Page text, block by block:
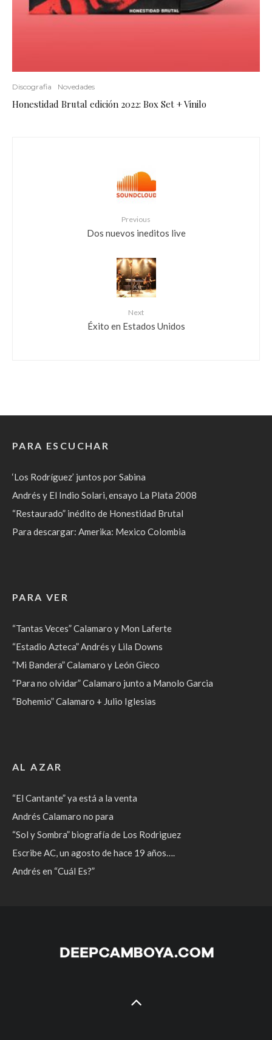
Discografia Novedades
Honestidad Brutal edición 2022: Box Set + Vinilo
Previous
Dos nuevos ineditos live
Next
Éxito en Estados Unidos
PARA ESCUCHAR
‘Los Rodríguez’ juntos por Sabina
Andrés y El Indio Solari, ensayo La Plata 2008
“Restaurado” inédito de Honestidad Brutal
Para descargar: Amerika: Mexico Colombia
PARA VER
“Tantas Veces” Calamaro y Mon Laferte
“Estadio Azteca” Andrés y Lila Downs
“Mi Bandera” Calamaro y León Gieco
“Para no olvidar” Calamaro junto a Manolo Garcia
“Bohemio” Calamaro + Julio Iglesias
AL AZAR
“El Cantante” ya está a la venta
Andrés Calamaro no para
“Sol y Sombra” biografía de Los Rodriguez
Escribe AC, un agosto de hace 19 años….
Andrés en “Cuál Es?”